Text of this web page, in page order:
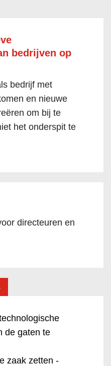
bedrijven op
bedrijf met
en nieuwe
om bij te
het onderspit te
directeuren en
de gaten te
zaak zetten -